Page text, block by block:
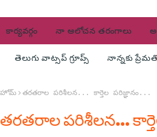
కార్యవర్గం నా ఆలోచన తరంగాలు
తెలుగు వాట్సప్ గ్రూప్స్ నాన్నకు
హోమ్ తరతరాల పరిశీలన... కార్తెల పరిజ్ఞానం...
తరతరాల పరిశీలన...